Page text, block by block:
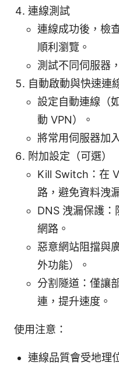
連線測試
連線成功後，檢
順利瀏覽。
測試不同伺服器
自動啟動與快速連
設定自動連線（
動 VPN）。
將常用伺服器加
附加設定（可選）
Kill Switch：在
路，避免資料洩
DNS 洩漏保護
網路。
惡意網站阻擋與
外功能）。
分割隧道：僅讓
連，提升速度。
使用注意：
連線品質會受地理